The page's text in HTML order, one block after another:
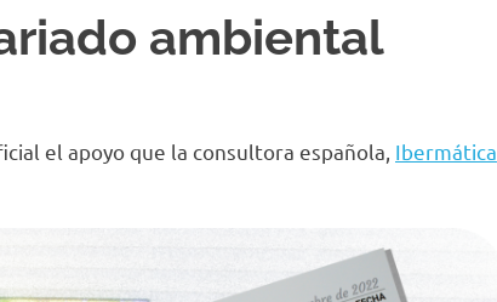
ambiental
el apoyo que la consultora española, Ibermática